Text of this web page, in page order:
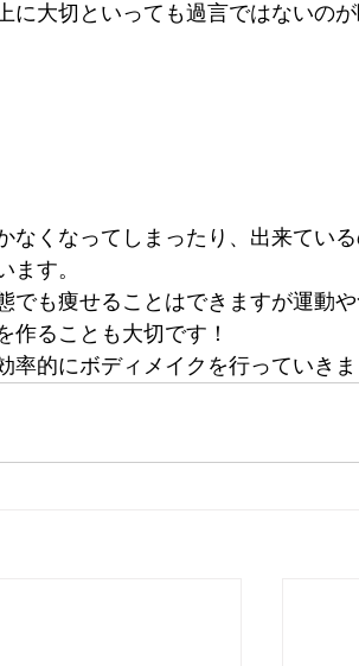
に大切といっても過言ではないの
なくなってしまったり、出来てい
ます。
でも痩せることはできますが運動
作ることも大切です！
的にボディメイクを行っていきま